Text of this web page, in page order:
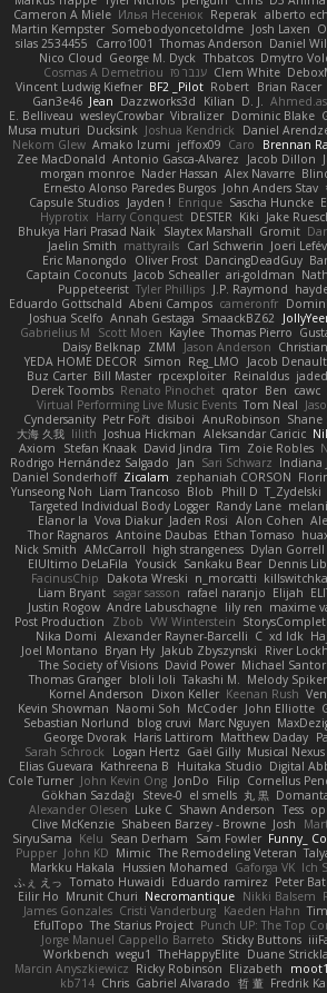
Cameron A Miele Илья Несенюк Reperak alberto
Martin Kempster Somebodyoncetoldme Josh Laxen
silas 2534455
Carro1001 Thomas Anderson Daniel
Nico Cloud George M. Dyck Thbatcos Dmytro
Cosmas A Demetriou ענבר פז Clem White
Vincent Ludwig Kiefner BF2 _Pilot Robert Brian Racer
Gan3e46 Jean Dazzworks3d Kilian D. J.
E. Belliveau wesleyCrowbar Vibralizer Dominic Blake
Musa muturi Ducksink Joshua Kendrick Daniel
Nekom Glew Amako Izumi jeffox09 Caro Brennan
Zee MacDonald Antonio Gasca-Alvarez Jacob Dillon
morgan monroe Nader Hassan Alex Navarre
Ernesto Alonso Paredes Burgos John Anders Stav
Capsule Studios Jayden ! Enrique Sascha Huncke
Hyprotix Harry Conquest DESTER Kiki Jake
Bhukya Hari Prasad Naik Slaytex Marshall Gromit
Jaelin Smith mattyrails Carl Schwerin Joeri
Eric Manongdo
Oliver Frost DancingDeadGuy
Captain Coconuts Jacob Schealler ari-goldman
Puppeteerist Tyler Phillips J.P. Raymond
Eduardo Gottschald Abeni Campos cameronfr
Joshua Scelfo Annah Gestaga SmaackBZ62
Gabrielius M
Scott Moen Kaylee Thomas Pierro
Daisy Belknap ZMM Jason Anderson
YEDA HOME DECOR Simon Reg_LMO Jacob Denault
Buz Carter Bill Master rpcexploiter Reinaldus
Derek Toombs Renato Pinochet qrator Ben cawc
Virtual Performing Live Music Events Tom Neal
Cyndersanity Petr Fořt disiboi AnuRobinson
大海 久我 lilith Joshua Hickman Aleksandar Caricic
Axiom
Stefan Knaak David Jindra Tim Zoie Robles
Rodrigo Hernández Salgado
Jan Sari Schwarz Indiana J
Daniel Sonderhoff Zicalam zephaniah CORSON
Yunseong Noh Liam Trancoso Blob Phill D T_Zydelski
Targeted Individual Body Logger Randy Lane
Elanor la Vova Diakur Jaden Rosi Alon Cohen
Thor Ragnaros Antoine Daubas Ethan Tomaso
Nick Smith AMcCarroll high strangeness Dylan Gorrell
ElUltimo DeLaFila Yousick Sankaku Bear Dennis
FacinusChip
Dakota Wreski n_morcatti
Liam Bryant sagar sasson rafael naranjo Elijah
Justin Rogow Andre Labuschagne lily ren maxime
Post Production
Zbob VW Winterstein
Nika Domi Alexander Rayner-Barcelli C xd Idk
Joel Montano Bryan Hy Jakub Zbyszynski River
The Society of Visions David Power Michael
Thomas Granger bloli loli Takashi M. Melody Spiker
Kornel Anderson
Dixon Keller Keenan Rush
Kevin Showman Naomi Soh McCoder John Elliotte
Sebastian Norlund
blog cruvi Marc Nguyen
George Dvorak Haris Lattirom Matthew Daday
Sarah Schrock
Logan Hertz Gaël Gilly Musical Nexus
Elias Guevara Kathreena B Huitaka Studio Digital
Cole Turner John Kevin Ong JonDo Filip Cornellus
Gökhan Sazdağı
Steve-0 el smells 丸 黒
Alexander Olesen Luke C Shawn Anderson Tess
Clive McKenzie Shabeen Barzey - Browne Josh
SiryuSama Kelu Sean Derham Sam Fowler Funny_
Pupper John KD Mimic The Remodeling Veteran
Markku Hakala
Hussien Mohamed Gaforga VK Ich
ふぇ えっ Tomato Huwaidi Eduardo ramirez Peter
Eilir Ho Mrunit Churi Necromantique Nikki Balsem
James Gonzales Cristi Vanderburg Kaeden Hahn
EfulTopo The Starius Project Punch UP: The Top
Jorge Manuel Cappello Barreto Sticky Buttons
Workbench wegu1 TheHappyElite Duane
Marcin Anyszkiewicz Ricky Robinson Elizabeth
kb714 Chris Gabriel Alvarado 哲 董 Fredrik